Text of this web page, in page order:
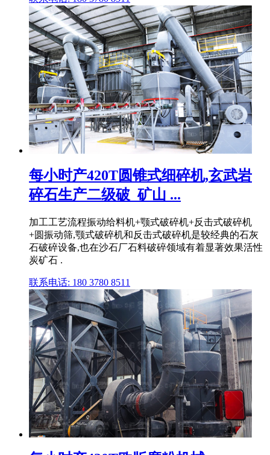
每小时产420T圆锥式细碎机,玄武岩
碎石生产二级破_矿山 ...
加工工艺流程振动给料机+颚式破碎机+反击式破碎机
+圆振动筛,颚式破碎机和反击式破碎机是较经典的石灰
石破碎设备,也在沙石厂石料破碎领域有着显著效果活性
炭矿石 .
联系电话: 180 3780 8511